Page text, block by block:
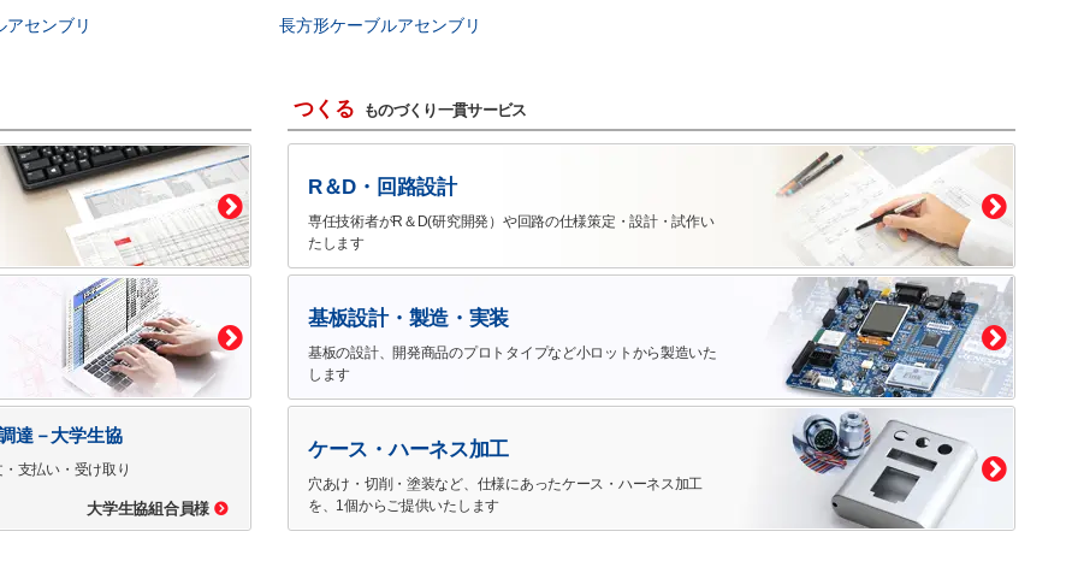
アセンブリ
長方形ケーブルアセンブリ
達－大学生協
支払い・受け取り
大学生協組合員様
つくる ものづくり一貫サービス
R＆D・回路設計
専任技術者がR＆D(研究開発）や回路の仕様策定・設計・試作い
たします
基板設計・製造・実装
基板の設計、開発商品のプロトタイプなど小ロットから製造いた
します
ケース・ハーネス加工
穴あけ・切削・塗装など、仕様にあったケース・ハーネス加工
を、1個からご提供いたします